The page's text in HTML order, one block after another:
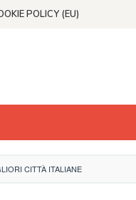
POLICY (EU)
CITTÀ ITALIANE